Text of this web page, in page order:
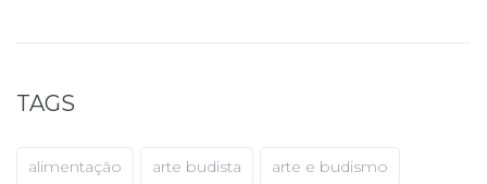
TAGS
alimentação arte budista arte e budismo